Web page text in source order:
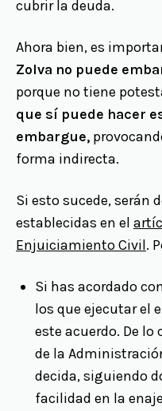
cubrir la deuda.
Ahora bien, es
Zolva no puede
porque no tiene
que sí puede hacer
embargue,
forma indirecta.
Si esto sucede, serán
establecidas en el
Enjuiciamiento Civil.
Si has acordado
los que ejecutar el
este acuerdo. De
de la
decida, siguiendo
facilidad en la